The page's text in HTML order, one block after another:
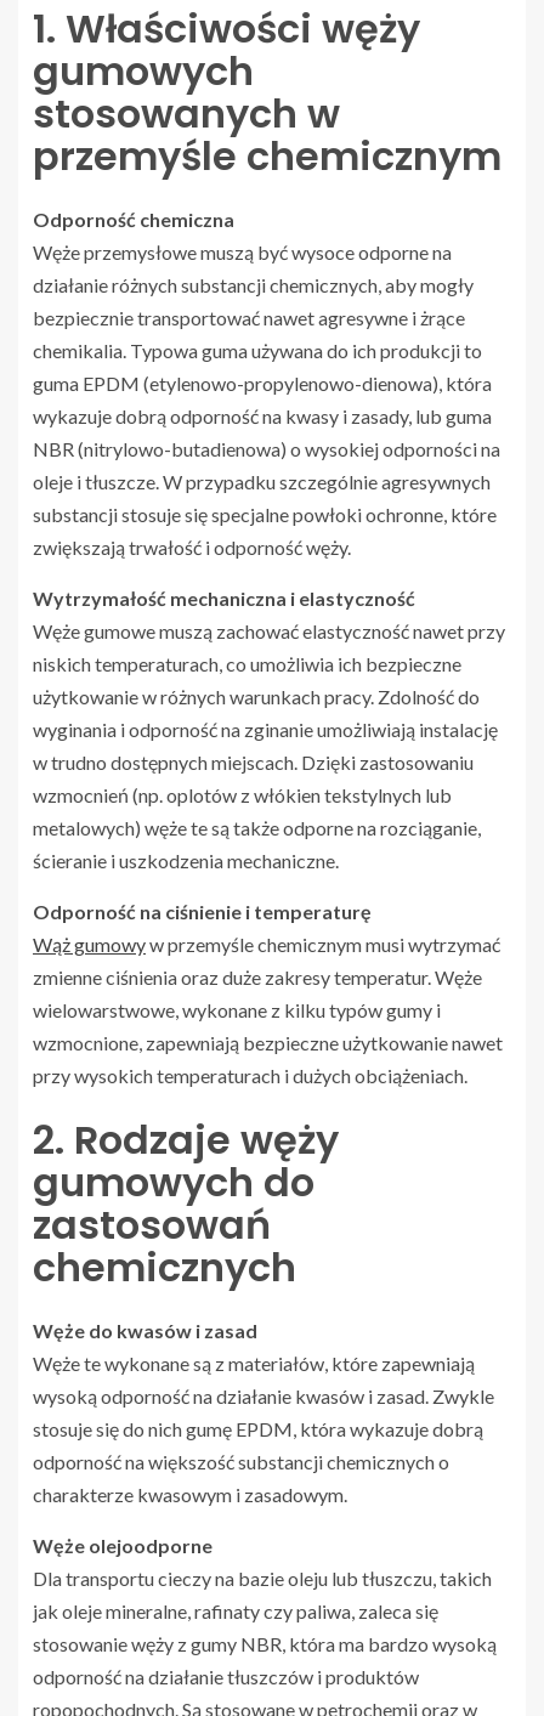
1. Właściwości węży
gumowych
stosowanych w
przemyśle chemicznym
Odporność chemiczna
Węże przemysłowe muszą być wysoce odporne na
działanie różnych substancji chemicznych, aby mogły
bezpiecznie transportować nawet agresywne i żrące
chemikalia. Typowa guma używana do ich produkcji to
guma EPDM (etylenowo-propylenowo-dienowa), która
wykazuje dobrą odporność na kwasy i zasady, lub guma
NBR (nitrylowo-butadienowa) o wysokiej odporności na
oleje i tłuszcze. W przypadku szczególnie agresywnych
substancji stosuje się specjalne powłoki ochronne, które
zwiększają trwałość i odporność węży.
Wytrzymałość mechaniczna i elastyczność
Węże gumowe muszą zachować elastyczność nawet przy
niskich temperaturach, co umożliwia ich bezpieczne
użytkowanie w różnych warunkach pracy. Zdolność do
wyginania i odporność na zginanie umożliwiają instalację
w trudno dostępnych miejscach. Dzięki zastosowaniu
wzmocnień (np. oplotów z włókien tekstylnych lub
metalowych) węże te są także odporne na rozciąganie,
ścieranie i uszkodzenia mechaniczne.
Odporność na ciśnienie i temperaturę
Wąż gumowyw przemyśle chemicznym musi wytrzymać
zmienne ciśnienia oraz duże zakresy temperatur. Węże
wielowarstwowe, wykonane z kilku typów gumy i
wzmocnione, zapewniają bezpieczne użytkowanie nawet
przy wysokich temperaturach i dużych obciążeniach.
2. Rodzaje węży
gumowych do
zastosowań
chemicznych
Węże do kwasów i zasad
Węże te wykonane są z materiałów, które zapewniają
wysoką odporność na działanie kwasów i zasad. Zwykle
stosuje się do nich gumę EPDM, która wykazuje dobrą
odporność na większość substancji chemicznych o
charakterze kwasowym i zasadowym.
Węże olejoodporne
Dla transportu cieczy na bazie oleju lub tłuszczu, takich
jak oleje mineralne, rafinaty czy paliwa, zaleca się
stosowanie węży z gumy NBR, która ma bardzo wysoką
odporność na działanie tłuszczów i produktów
ropopochodnych. Są stosowane w petrochemii oraz w